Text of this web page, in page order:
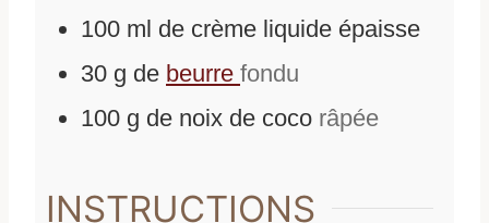
100 ml de crème liquide épaisse
30 g de beurre fondu
100 g de noix de coco râpée
INSTRUCTIONS